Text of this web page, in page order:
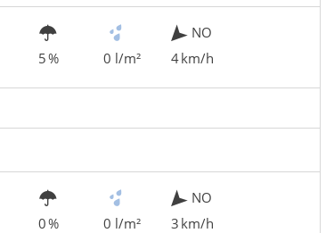
5 % 0 l/m²
NO
4 km/h
0 % 0 l/m²
NO
3 km/h